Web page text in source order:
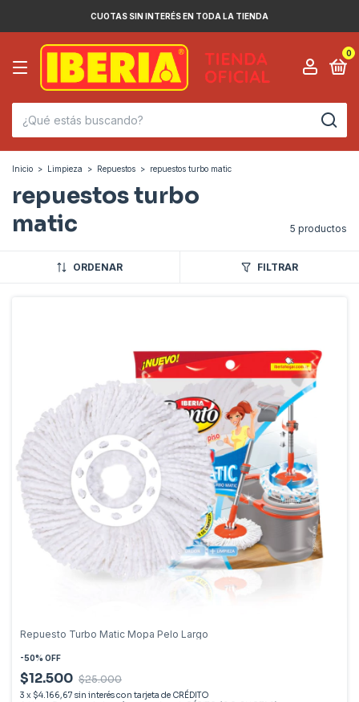
CUOTAS SIN INTERÉS EN TODA LA TIENDA
0
Inicio > Limpieza > Repuestos > repuestos turbo matic
repuestos turbo
matic
5 productos
ORDENAR FILTRAR
Repuesto Turbo Matic Mopa Pelo Largo
-50% OFF
$12.500 $25.000
3 x $4.166,67 sin interés